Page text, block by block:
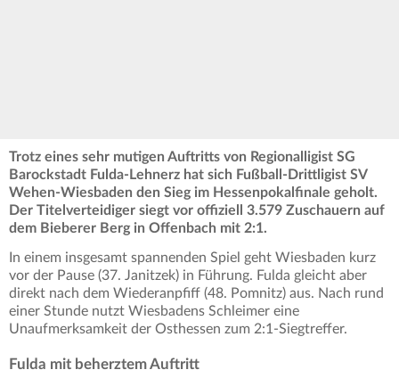
Trotz eines sehr mutigen Auftritts von Regionalligist SG
Barockstadt Fulda-Lehnerz hat sich Fußball-Drittligist SV
Wehen-Wiesbaden den Sieg im Hessenpokalfinale geholt.
Der Titelverteidiger siegt vor offiziell 3.579 Zuschauern auf
dem Bieberer Berg in Offenbach mit 2:1.
In einem insgesamt spannenden Spiel geht Wiesbaden kurz
vor der Pause (37. Janitzek) in Führung. Fulda gleicht aber
direkt nach dem Wiederanpfiff (48. Pomnitz) aus. Nach rund
einer Stunde nutzt Wiesbadens Schleimer eine
Unaufmerksamkeit der Osthessen zum 2:1-Siegtreffer.
Fulda mit beherztem Auftritt